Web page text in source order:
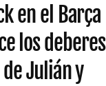
en el Barça
los deberes
Julián y